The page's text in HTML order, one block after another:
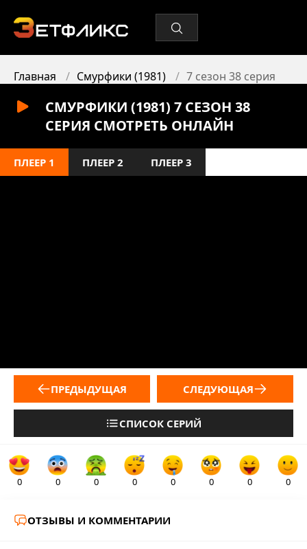
Главная Смурфики (1981) 7 сезон 38 серия
СМУРФИКИ (1981) 7 СЕЗОН 38
СЕРИЯ СМОТРЕТЬ ОНЛАЙН
ПЛЕЕР 1 ПЛЕЕР 2 ПЛЕЕР 3
ПРЕДЫДУЩАЯ
СПИСОК СЕРИЙ
СЛЕДУЮЩАЯ
0 0 0 0 0 0 0 0
ОТЗЫВЫ И КОММЕНТАРИИ